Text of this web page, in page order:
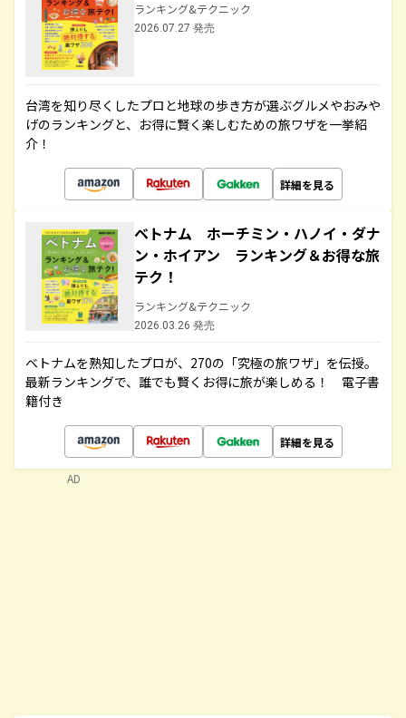
ランキング&テクニック
2026.07.27 発売
台湾を知り尽くしたプロと地球の歩き方が選ぶグルメやおみや
げのランキングと、お得に賢く楽しむための旅ワザを一挙紹
介！
詳細を見る
ベトナム ホーチミン・ハノイ・ダナ
ン・ホイアン ランキング＆お得な旅
テク！
ランキング&テクニック
2026.03.26 発売
ベトナムを熟知したプロが、270の「究極の旅ワザ」を伝授。
最新ランキングで、誰でも賢くお得に旅が楽しめる！ 電子書
籍付き
詳細を見る
AD